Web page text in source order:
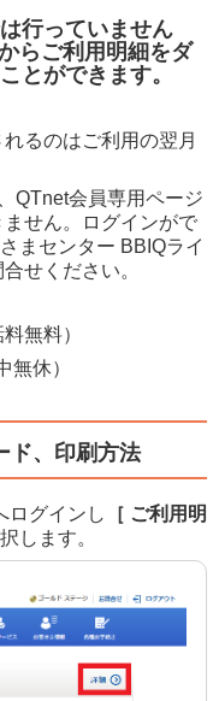
行っていません
らご利用明細をダ
とができます。
るのはご利用の翌月
QTnet会員専用ページ
せん。ログインがで
まセンター BBIQライ
せください。
料無料）
無休）
ド、印刷方法
ログインし
［ ご利用明
します。